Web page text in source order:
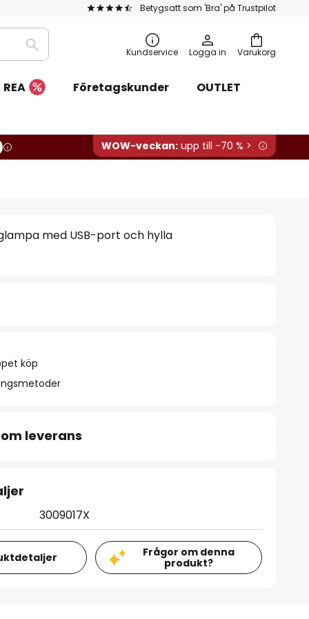
Betygsatt som 'Bra' på Trustpilot
Varukorg
Sök Kundservice Logga in
REA Företagskunder OUTLET
WOW-veckan: upp till -70 % >
med USB-port och hylla
köp
leverans
3009017X
Frågor om denna
produkt?